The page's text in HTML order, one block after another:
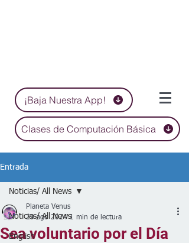
¡Baja Nuestra App!
Clases de Computación Básica
Entrada
Noticias/ All News
English
Noticias/ All News
Sea voluntario por el Día
Planeta Venus
29 ago 2024 1 min de lectura